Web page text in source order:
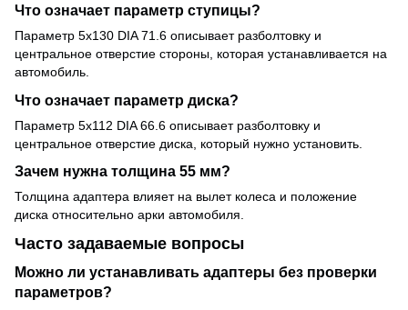
Что означает параметр ступицы?
Параметр 5x130 DIA 71.6 описывает разболтовку и
центральное отверстие стороны, которая устанавливается на
автомобиль.
Что означает параметр диска?
Параметр 5x112 DIA 66.6 описывает разболтовку и
центральное отверстие диска, который нужно установить.
Зачем нужна толщина 55 мм?
Толщина адаптера влияет на вылет колеса и положение
диска относительно арки автомобиля.
Часто задаваемые вопросы
Можно ли устанавливать адаптеры без проверки
параметров?